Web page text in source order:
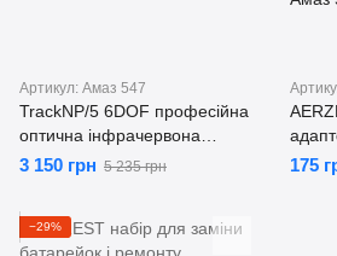
Артикул: Амаз 547
TrackNP/5 6DOF професійна
оптична інфрачервона
система трекінгу голови для
Truck та Flight Simulator
3 150 грн 5 235 грн 175
−29%